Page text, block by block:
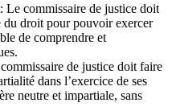
Le commissaire de justice doit
du droit pour pouvoir exercer
de comprendre et
de justice doit faire
dans l’exercice de ses
neutre et impartiale, sans